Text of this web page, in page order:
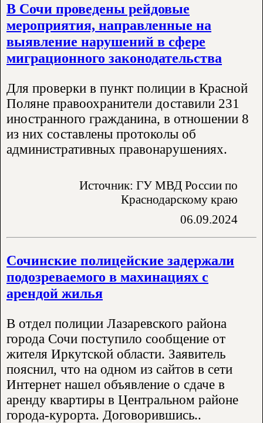
В Сочи проведены рейдовые
мероприятия, направленные на
выявление нарушений в сфере
миграционного законодательства
Для проверки в пункт полиции в Красной
Поляне правоохранители доставили 231
иностранного гражданина, в отношении 8
из них составлены протоколы об
административных правонарушениях.
Источник: ГУ МВД России по
Краснодарскому краю
06.09.2024
Сочинские полицейские задержали
подозреваемого в махинациях с
арендой жилья
В отдел полиции Лазаревского района
города Сочи поступило сообщение от
жителя Иркутской области. Заявитель
пояснил, что на одном из сайтов в сети
Интернет нашел объявление о сдаче в
аренду квартиры в Центральном районе
города-курорта. Договорившись..